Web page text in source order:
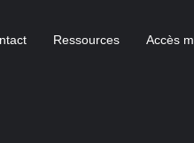
Ressources Accès